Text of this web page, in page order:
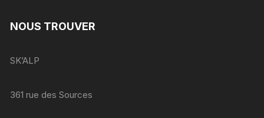
NOUS TROUVER
SK’ALP
361 rue des Sources